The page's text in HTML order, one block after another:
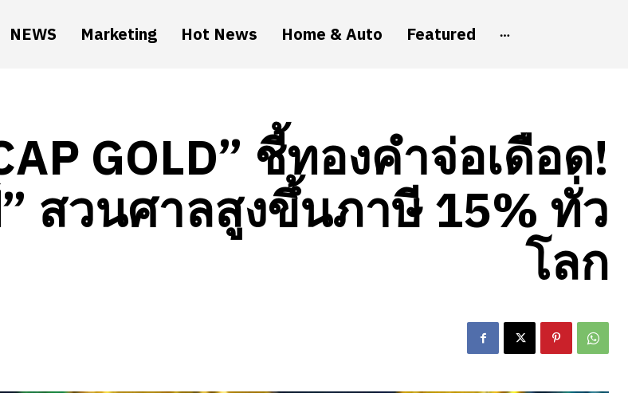
NEWS Marketing Hot News Home & Auto Featured
GOLD” ชี้ทองคำจ่อเดือด!
สวนศาลสูงขึ้นภาษี 15% ทั่ว
โลก